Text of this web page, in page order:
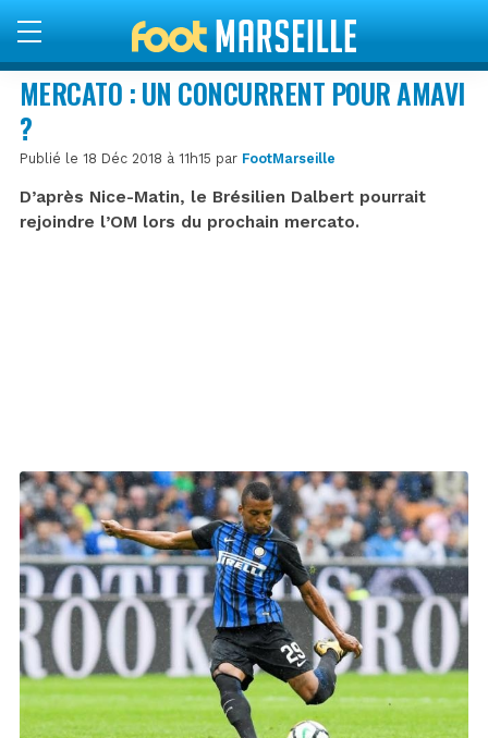
MERCATO : UN CONCURRENT POUR AMAVI
?
Publié le 18 Déc 2018 à 11h15 par FootMarseille
D’après Nice-Matin, le Brésilien Dalbert pourrait
rejoindre l’OM lors du prochain mercato.